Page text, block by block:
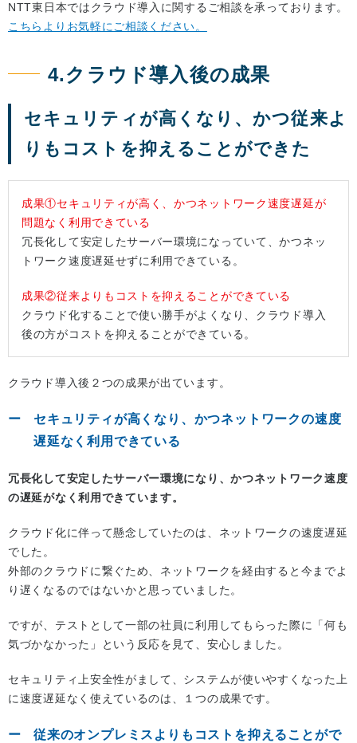
NTT東日本ではクラウド導入に関するご相談を承っております。
こちらよりお気軽にご相談ください。
4.クラウド導入後の成果
セキュリティが高くなり、かつ従来よ
りもコストを抑えることができた
成果①セキュリティが高く、かつネットワーク速度遅延が
問題なく利用できている
冗長化して安定したサーバー環境になっていて、かつネッ
トワーク速度遅延せずに利用できている。
成果②従来よりもコストを抑えることができている
クラウド化することで使い勝手がよくなり、クラウド導入
後の方がコストを抑えることができている。
クラウド導入後２つの成果が出ています。
セキュリティが高くなり、かつネットワークの速度
遅延なく利用できている
冗長化して安定したサーバー環境になり、かつネットワーク速度
の遅延がなく利用できています。
クラウド化に伴って懸念していたのは、ネットワークの速度遅延
でした。
外部のクラウドに繋ぐため、ネットワークを経由すると今までよ
り遅くなるのではないかと思っていました。
ですが、テストとして一部の社員に利用してもらった際に「何も
気づかなかった」という反応を見て、安心しました。
セキュリティ上安全性がまして、システムが使いやすくなった上
に速度遅延なく使えているのは、１つの成果です。
従来のオンプレミスよりもコストを抑えることがで